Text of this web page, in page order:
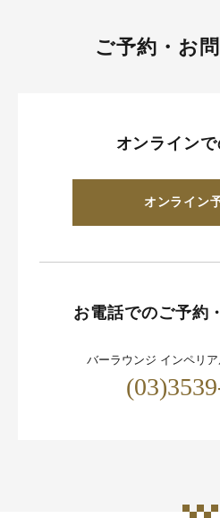
ご予約・お
オンライン
オンライン
お電話でのご予約
バーラウンジ インペリ